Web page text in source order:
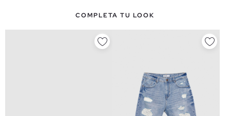
COMPLETA TU LOOK